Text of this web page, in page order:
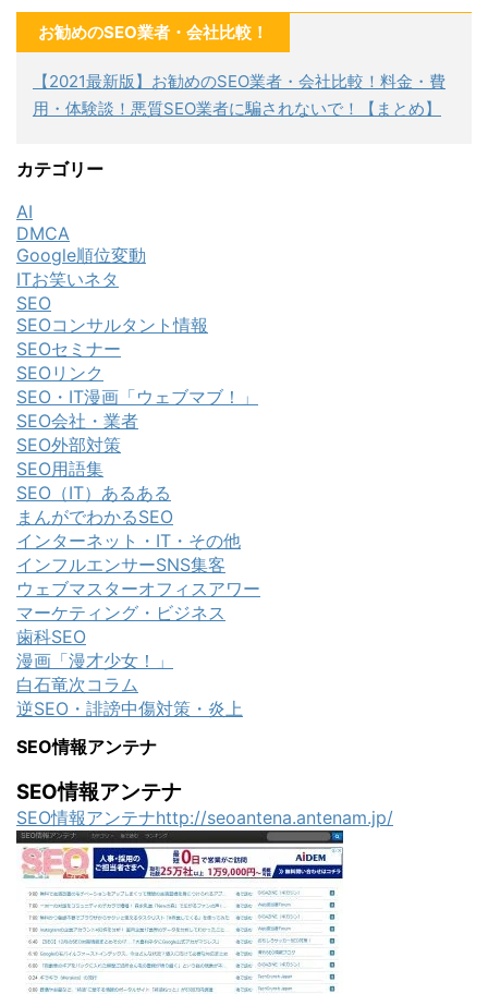
お勧めのSEO業者・会社比較！
【2021最新版】お勧めのSEO業者・会社比較！料金・費
用・体験談！悪質SEO業者に騙されないで！【まとめ】
カテゴリー
AI
DMCA
Google順位変動
ITお笑いネタ
SEO
SEOコンサルタント情報
SEOセミナー
SEOリンク
SEO・IT漫画「ウェブマブ！」
SEO会社・業者
SEO外部対策
SEO用語集
SEO（IT）あるある
まんがでわかるSEO
インターネット・IT・その他
インフルエンサーSNS集客
ウェブマスターオフィスアワー
マーケティング・ビジネス
歯科SEO
漫画「漫才少女！」
白石竜次コラム
逆SEO・誹謗中傷対策・炎上
SEO情報アンテナ
SEO情報アンテナ
SEO情報アンテナhttp://seoantena.antenam.jp/